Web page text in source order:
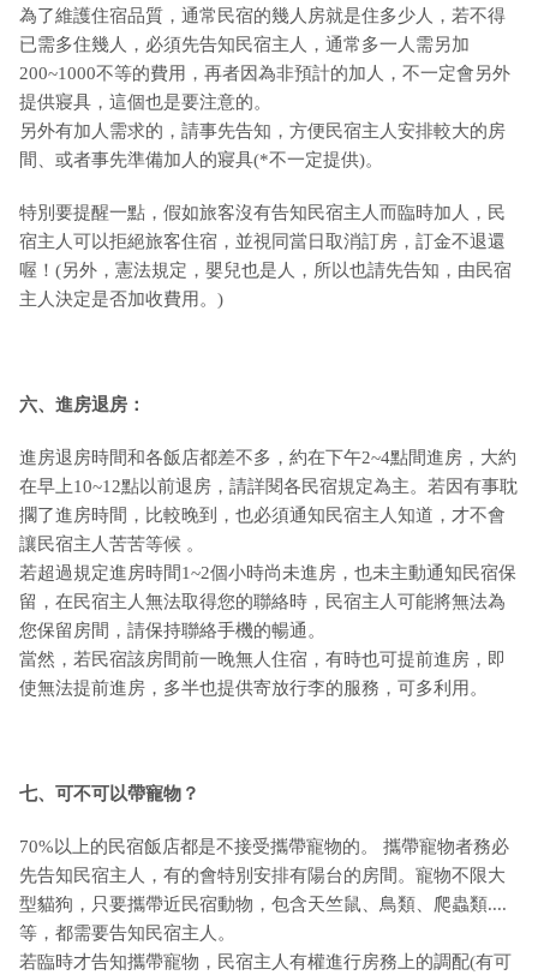
為了維護住宿品質，通常民宿的幾人房就是住多少人，若不得
已需多住幾人，必須先告知民宿主人，通常多一人需另加
200~1000不等的費用，再者因為非預計的加人，不一定會另外
提供寢具，這個也是要注意的。
另外有加人需求的，請事先告知，方便民宿主人安排較大的房
間、或者事先準備加人的寢具(*不一定提供)。
特別要提醒一點，假如旅客沒有告知民宿主人而臨時加人，民
宿主人可以拒絕旅客住宿，並視同當日取消訂房，訂金不退還
喔！(另外，憲法規定，嬰兒也是人，所以也請先告知，由民宿
主人決定是否加收費用。)
六、進房退房：
進房退房時間和各飯店都差不多，約在下午2~4點間進房，大約
在早上10~12點以前退房，請詳閱各民宿規定為主。若因有事耽
擱了進房時間，比較晚到，也必須通知民宿主人知道，才不會
讓民宿主人苦苦等候 。
若超過規定進房時間1~2個小時尚未進房，也未主動通知民宿保
留，在民宿主人無法取得您的聯絡時，民宿主人可能將無法為
您保留房間，請保持聯絡手機的暢通。
當然，若民宿該房間前一晚無人住宿，有時也可提前進房，即
使無法提前進房，多半也提供寄放行李的服務，可多利用。
七、可不可以帶寵物？
70%以上的民宿飯店都是不接受攜帶寵物的。 攜帶寵物者務必
先告知民宿主人，有的會特別安排有陽台的房間。寵物不限大
型貓狗，只要攜帶近民宿動物，包含天竺鼠、鳥類、爬蟲類....
等，都需要告知民宿主人。
若臨時才告知攜帶寵物，民宿主人有權進行房務上的調配(有可